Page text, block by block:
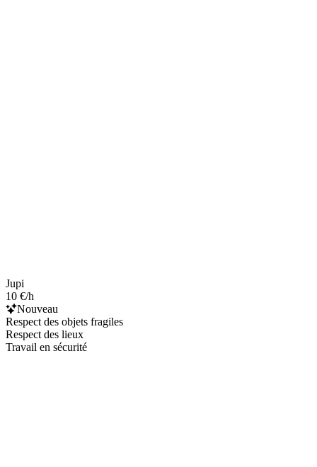
Jupi
10 €/h
Nouveau
Respect des objets fragiles
Respect des lieux
Travail en sécurité